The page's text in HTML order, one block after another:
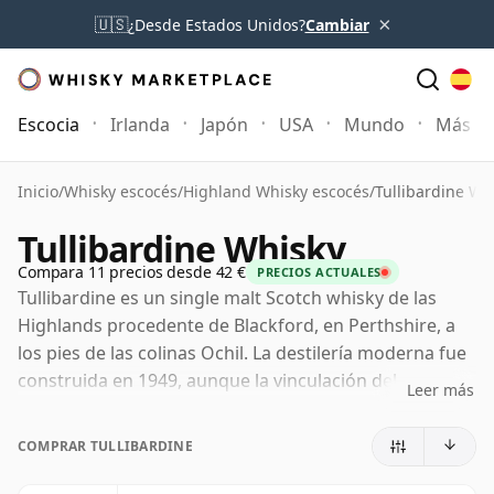
🇺🇸¿Desde Estados Unidos?Cambiar ×
Escocia Irlanda Japón USA Mundo Más
Inicio/Whisky escocés/Highland Whisky escocés/Tullibardine
Tullibardine Whisky
Compara 11 precios desde 42 € PRECIOS ACTUALES
Tullibardine es un single malt Scotch whisky de las
Highlands procedente de Blackford, en Perthshire, a
los pies de las colinas Ochil. La destilería moderna fue
construida en 1949, aunque la vinculación del
remonta mucho más atrás, respaldada por las aguas
Leer más
COMPRAR TULLIBARDINE